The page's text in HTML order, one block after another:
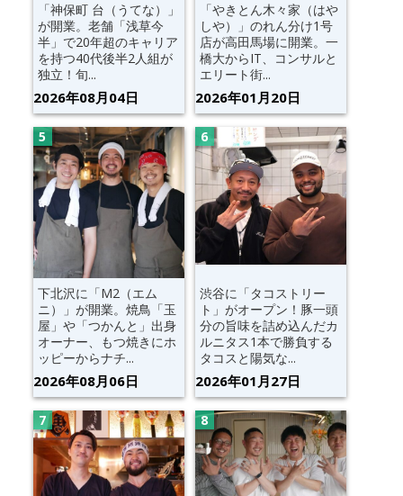
「神保町 台（うてな）」
が開業。老舗「浅草今
半」で20年超のキャリア
を持つ40代後半2人組が
独立！旬...
2026年08月04日
「やきとん木々家（はや
しや）」のれん分け1号
店が高田馬場に開業。一
橋大からIT、コンサルと
エリート街...
2026年01月20日
下北沢に「M2（エム
ニ）」が開業。焼鳥「玉
屋」や「つかんと」出身
オーナー、もつ焼きにホ
ッピーからナチ...
2026年08月06日
渋谷に「タコストリー
ト」がオープン！豚一頭
分の旨味を詰め込んだカ
ルニタス1本で勝負する
タコスと陽気な...
2026年01月27日